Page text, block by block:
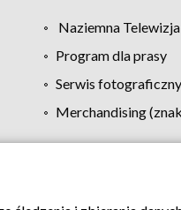
Naziemna
Program dla prasy
Serwis fotograficzny
Merchandising
Biuro reklamy